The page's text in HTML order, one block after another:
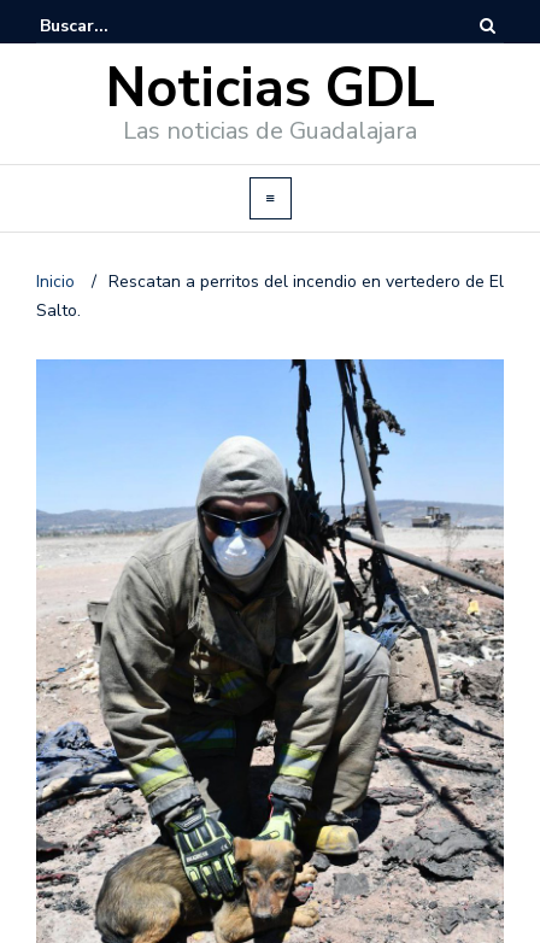
Noticias GDL
Las noticias de Guadalajara
Inicio / Rescatan a perritos del incendio en vertedero de El
Salto.